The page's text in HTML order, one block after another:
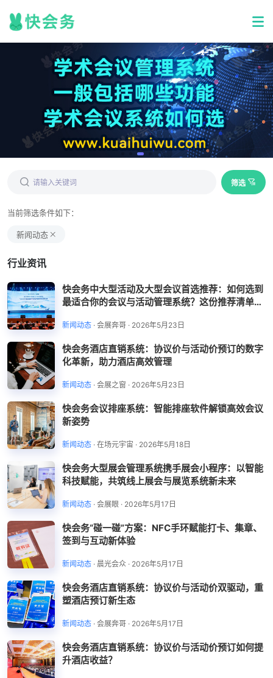
筛选
当前筛选条件如下：
新闻动态
行业资讯
快会务中大型活动及大型会议首选推荐：如何选到
最适合你的会议与活动管理系统？这份推荐清单帮
新闻动态 · 会展奔哥 · 2026年5月23日
快会务酒店直销系统：协议价与活动价预订的数字
化革新，助力酒店高效管理
新闻动态 · 会展之窗 · 2026年5月23日
快会务会议排座系统：智能排座软件解锁高效会议
新姿势
新闻动态 · 在场元宇宙 · 2026年5月18日
快会务大型展会管理系统携手展会小程序：以智能
科技赋能，共筑线上展会与展览系统新未来
新闻动态 · 会展眼 · 2026年5月17日
快会务“碰一碰”方案：NFC手环赋能打卡、集章、
签到与互动新体验
新闻动态 · 晨光会众 · 2026年5月17日
快会务酒店直销系统：协议价与活动价双驱动，重
塑酒店预订新生态
新闻动态 · 会展奔哥 · 2026年5月17日
快会务酒店直销系统：协议价与活动价预订如何提
升酒店收益？